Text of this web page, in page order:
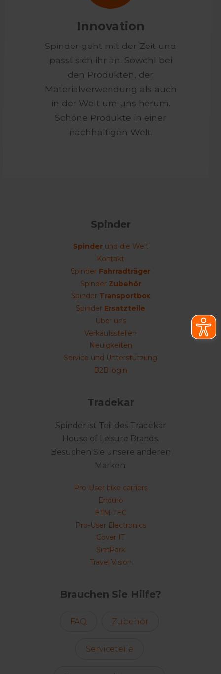
Innovation
Spinder geht mit der Zeit und
passt sich ihr an. Sowohl bei
den Produkten, der
Materialverwendung als auch
in der Welt um uns herum.
Schöne Produkte in einer
nachhaltigen Welt.
Spinder
Spinderund die Welt
Kontakt
Spinder Fahrradträger
Spinder Zubehör
Spinder Transportbox
Spinder Ersatzteile
Über uns
Verkaufsstellen
Neuigkeiten
Service und Unterstützung
B2B login
Tradekar
Spinder ist Teil des Tradekar
House of Leisure Brands.
Besuchen Sie unsere anderen
Marken:
Pro-User bike carriers
Enduro
ETM-TEC
Pro-User Electronics
Cover IT
SimPark
Travel Vision
Brauchen Sie Hilfe?
FAQ Zubehör
Serviceteile